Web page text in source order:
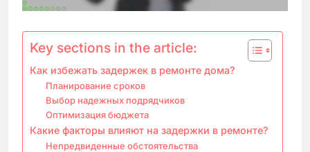
Key sections in the article:
Как избежать задержек в ремонте дома?
Планирование сроков
Выбор надежных подрядчиков
Оптимизация бюджета
Какие факторы влияют на задержки в ремонте?
Непредвиденные обстоятельства